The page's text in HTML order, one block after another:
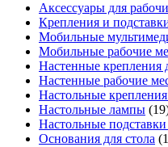
Аксессуары для
Крепления и
Мобильные
Мобильные рабочие
Настенные крепления
Настенные рабочие
Настольные
Настольные лампы
Настольные
Основания для стола